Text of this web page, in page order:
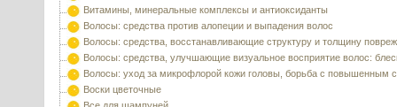
Витамины, минеральные комплексы и антиоксиданты
Волосы: средства против алопеции и выпадения волос
Волосы: средства, восстанавливающие структуру и толщину
Волосы: средства, улучшающие визуальное восприятие волос:
Волосы: уход за микрофлорой кожи головы, борьба с повышенным
Воски цветочные